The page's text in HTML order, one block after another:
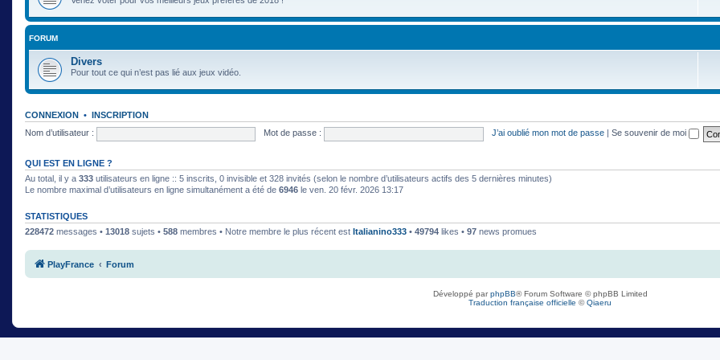
FORUM
Divers
Pour tout ce qui n’est pas lié aux jeux vidéo.
CONNEXION • INSCRIPTION
Nom d’utilisateur :
Mot de passe : J’ai oublié mon mot de passe Se souvenir de moi
QUI EST EN LIGNE ?
Au total, il y a 333 utilisateurs en ligne :: 5 inscrits, 0 invisible et 328 invités (selon le nombre d’utilisateurs actifs des 5 dernières minutes)
Le nombre maximal d’utilisateurs en ligne simultanément a été de 6946 le ven. 20 févr. 2026 13:17
STATISTIQUES
228472 messages • 13018 sujets • 588 membres • Notre membre le plus récent est Italianino333 • 49794 likes • 97 news promues
PlayFrance Forum
Développé parphpBB® Forum Software © phpBB Limited
Traduction française officielle ©Qiaeru